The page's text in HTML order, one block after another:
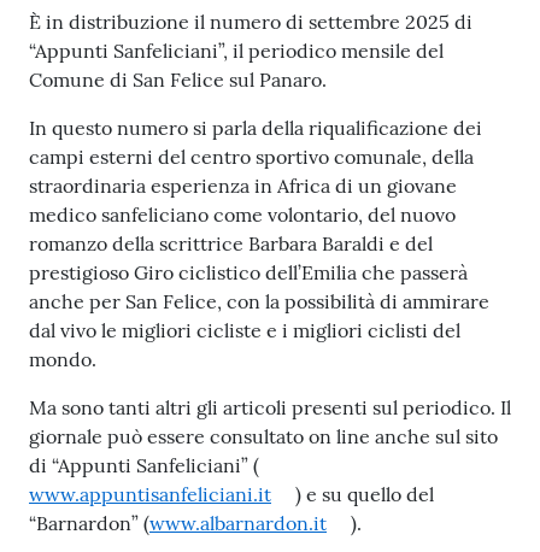
n
f
e
i
c
i
a
n
i
C
n
s
i
g
l
Contenuto
È in distribuzione il numero di settembre 2025 di
“Appunti Sanfeliciani”, il periodico mensile del
Comune di San Felice sul Panaro.
In questo numero si parla della riqualificazione dei
campi esterni del centro sportivo comunale, della
straordinaria esperienza in Africa di un giovane
medico sanfeliciano come volontario, del nuovo
romanzo della scrittrice Barbara Baraldi e del
prestigioso Giro ciclistico dell’Emilia che passerà
anche per San Felice, con la possibilità di ammirare
dal vivo le migliori cicliste e i migliori ciclisti del
mondo.
Ma sono tanti altri gli articoli presenti sul periodico. Il
giornale può essere consultato on line anche sul sito
di “Appunti Sanfeliciani” (
www.appuntisanfeliciani.it
) e su quello del
“Barnardon” (www.albarnardon.it ).